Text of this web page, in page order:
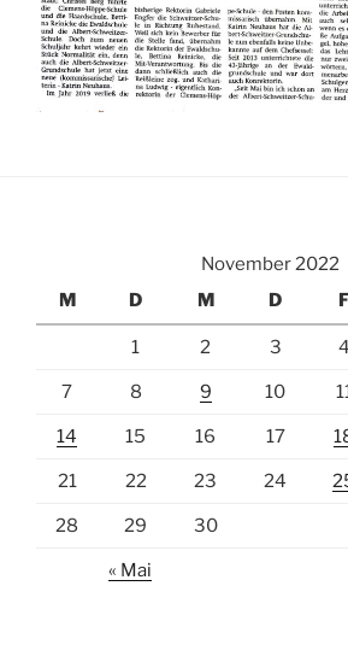
November 2022
M
D M D
1 2 3 4
7 8 9 10
14 15 16 17
21 22 23 24
28 29 30
« Mai